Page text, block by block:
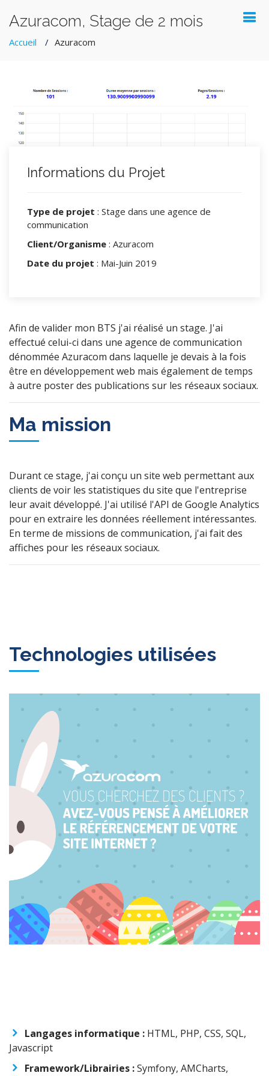
Azuracom, Stage de 2 mois
Accueil Azuracom
Informations du Projet
Type de projet : Stage dans une agence de
communication
Client/Organisme : Azuracom
Date du projet : Mai-Juin 2019
Afin de valider mon BTS j'ai réalisé un stage. J'ai
effectué celui-ci dans une agence de communication
dénommée Azuracom dans laquelle je devais à la fois
être en développement web mais également de temps
à autre poster des publications sur les réseaux sociaux.
Ma mission
Durant ce stage, j'ai conçu un site web permettant aux
clients de voir les statistiques du site que l'entreprise
leur avait développé. J'ai utilisé l'API de Google Analytics
pour en extraire les données réellement intéressantes.
En terme de missions de communication, j'ai fait des
affiches pour les réseaux sociaux.
Technologies utilisées
Langages informatique : HTML, PHP, CSS, SQL,
Javascript
Framework/Librairies :Symfony, AMCharts,